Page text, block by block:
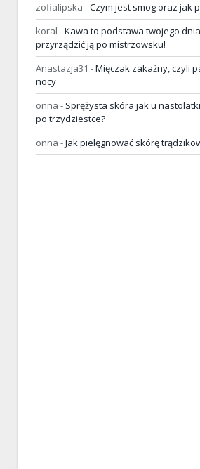
zofialipska -Czym jest smog oraz jak
koral -Kawa to podstawa twojego
przyrządzić ją po mistrzowsku!
Anastazja31 -Mięczak zakaźny, czyli
nocy
onna - Sprężysta skóra jak u
po trzydziestce?
onna -Jak pielęgnować skórę